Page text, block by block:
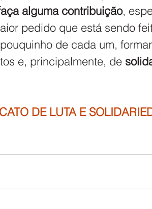
alguma contribuição,
pedido que está sendo
de cada um,
e, principalmente, de
DE LUTA E